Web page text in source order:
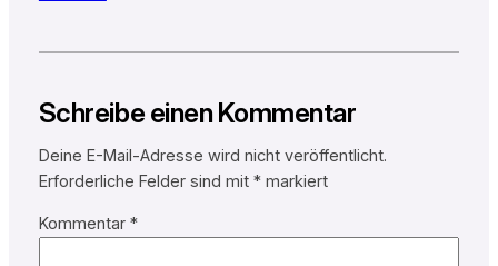
Schreibe einen Kommentar
Deine E-Mail-Adresse wird nicht veröffentlicht.
Erforderliche Felder sind mit *markiert
Kommentar *